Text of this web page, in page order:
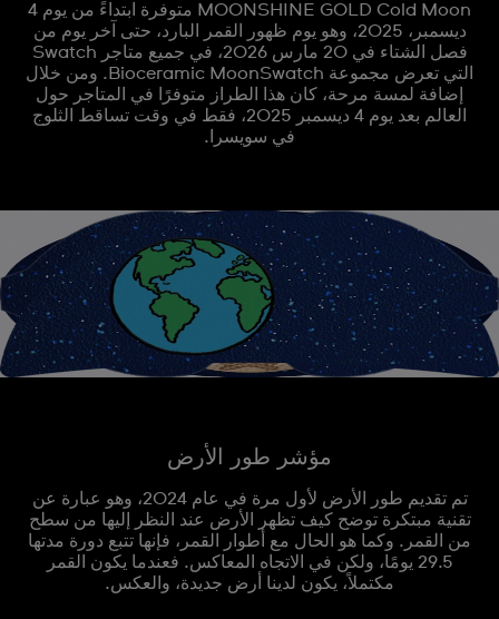
MOONSHINE GOLD Cold Moon متوفرة ابتداءً من يوم 4
ديسمبر، 2025، وهو يوم ظهور القمر البارد، حتى آخر يوم من
فصل الشتاء في 20 مارس 2026، في جميع متاجر Swatch
التي تعرض مجموعة Bioceramic MoonSwatch. ومن خلال
إضافة لمسة مرحة، كان هذا الطراز متوفرًا في المتاجر حول
العالم بعد يوم 4 ديسمبر 2025، فقط في وقت تساقط الثلوج
في سويسرا.
مؤشر طور الأرض
تم تقديم طور الأرض لأول مرة في عام 2024، وهو عبارة عن
تقنية مبتكرة توضح كيف تظهر الأرض عند النظر إليها من سطح
من القمر. وكما هو الحال مع أطوار القمر، فإنها تتبع دورة مدتها
29.5 يومًا، ولكن في الاتجاه المعاكس. فعندما يكون القمر
مكتملاً، يكون لدينا أرض جديدة، والعكس.